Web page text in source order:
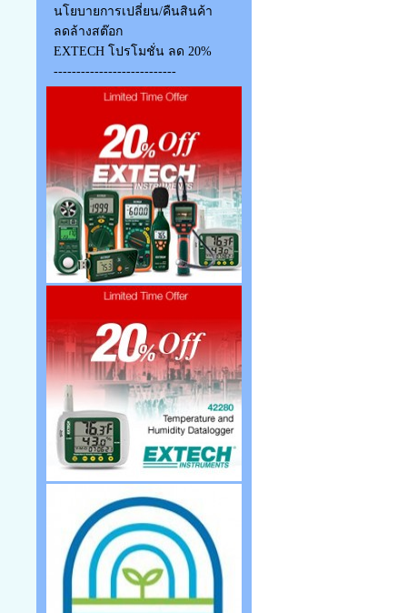
นโยบายการเปลี่ยน/คืนสินค้า
ลดล้างสต๊อก
EXTECH โปรโมชั่น ลด 20%
---------------------------